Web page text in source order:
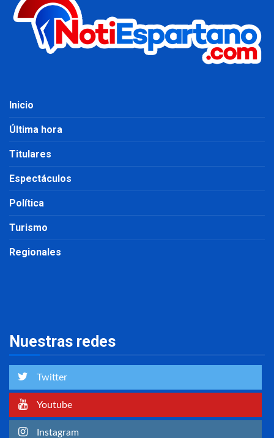
Inicio
Última hora
Titulares
Espectáculos
Política
Turismo
Regionales
Nuestras redes
Twitter
Youtube
Instagram